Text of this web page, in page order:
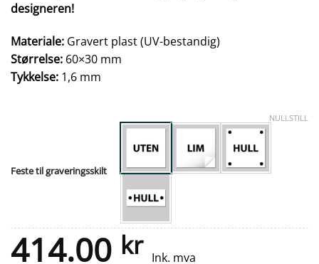
designeren!
Materiale: Gravert plast (UV-bestandig)
Størrelse: 60×30 mm
Tykkelse: 1,6 mm
Feste til graveringsskilt
NULLSTILL
414.00 kr Ink. mva